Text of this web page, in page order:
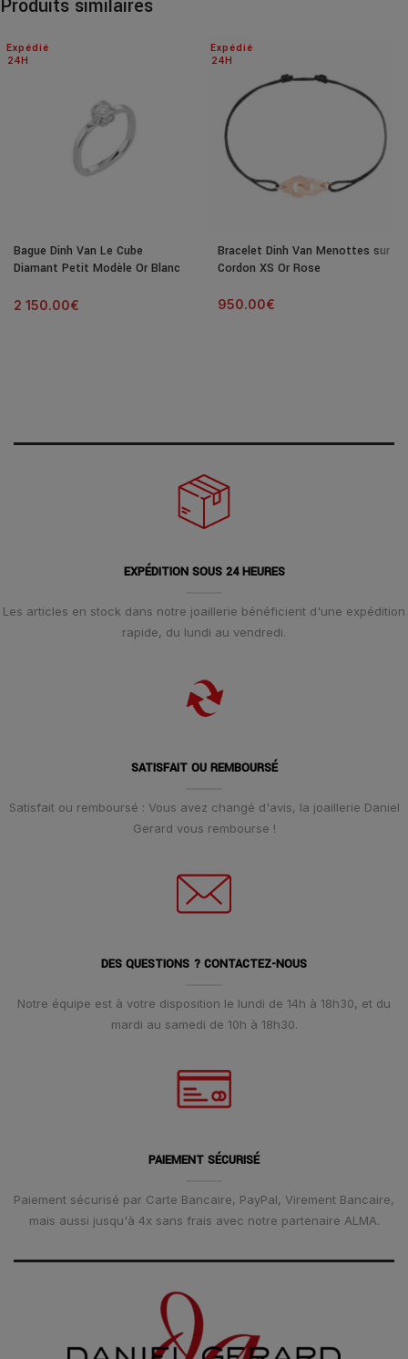
Produits similaires
24H
Expédié
Bague Dinh Van Le Cube
Diamant Petit Modèle Or Blanc
2 150.00€
24H
Expédié
Bracelet Dinh Van Menottes sur
Cordon XS Or Rose
950.00€
EXPÉDITION SOUS 24 HEURES
Les articles en stock dans notre joaillerie bénéficient d'une expédition
rapide, du lundi au vendredi.
SATISFAIT OU REMBOURSÉ
Satisfait ou remboursé : Vous avez changé d'avis, la joaillerie Daniel
Gerard vous rembourse !
DES QUESTIONS ? CONTACTEZ-NOUS
Notre équipe est à votre disposition le lundi de 14h à 18h30, et du
mardi au samedi de 10h à 18h30.
PAIEMENT SÉCURISÉ
Paiement sécurisé par Carte Bancaire, PayPal, Virement Bancaire,
mais aussi jusqu'à 4x sans frais avec notre partenaire ALMA.